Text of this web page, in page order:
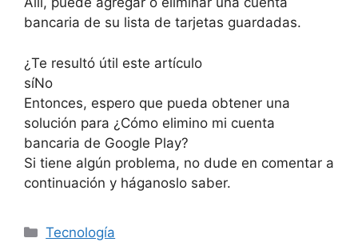
bancaria de su lista de tarjetas guardadas.
¿Te resultó útil este artículo
síNo
Entonces, espero que pueda obtener una
solución para ¿Cómo elimino mi cuenta
bancaria de Google Play?
Si tiene algún problema, no dude en comentar a
continuación y háganoslo saber.
Categories
Tecnología